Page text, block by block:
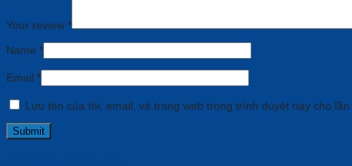
Your review *
Name *
Email *
Lưu tên của tôi, email, và trang web trong trình duyệt này cho